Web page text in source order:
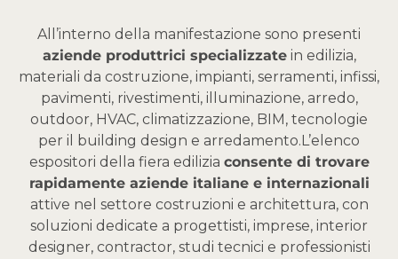
All’interno della manifestazione sono presenti
aziende produttrici specializzatein edilizia,
materiali da costruzione, impianti, serramenti, infissi,
pavimenti, rivestimenti, illuminazione, arredo,
outdoor, HVAC, climatizzazione, BIM, tecnologie
per il building design e arredamento. L’elenco
espositori della fiera edilizia consente di trovare
rapidamente aziende italiane e internazionali
attive nel settore costruzioni e architettura, con
soluzioni dedicate a progettisti, imprese, interior
designer, contractor, studi tecnici e professionisti